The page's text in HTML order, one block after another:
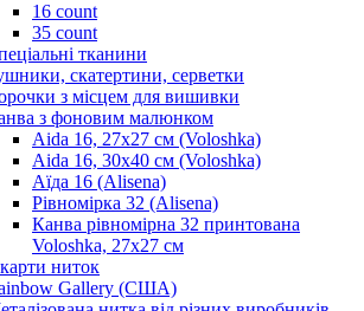
16 count
35 count
тканини
скатертини, серветки
з місцем для вишивки
з фоновим малюнком
Aida 16, 27х27 см (Voloshka)
Aida 16, 30х40 см (Voloshka)
Аїда 16 (Alisena)
Рівномірка 32 (Alisena)
Канва рівномірна 32 принтована
Voloshka, 27х27 см
ниток
Gallery (США)